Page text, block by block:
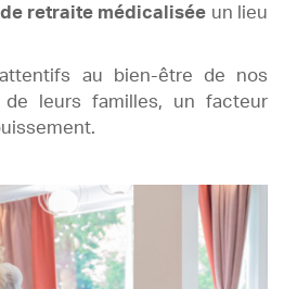
retraite médicalisée un lieu
au bien-être de nos
leurs familles, un facteur